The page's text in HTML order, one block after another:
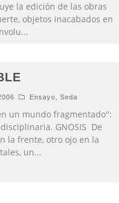
la edición de las obras
objetos inacabados en
...
Ensayo Seda
un mundo fragmentado":
GNOSIS De
la frente, otro ojo en la
un...